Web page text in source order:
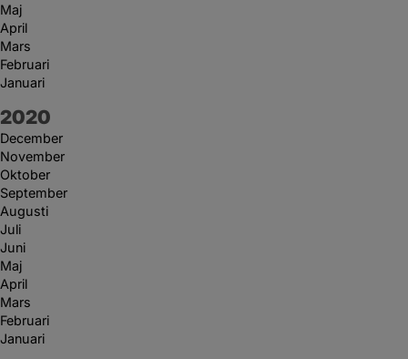
Maj
April
Mars
Februari
Januari
År:
2020
December
November
Oktober
September
Augusti
Juli
Juni
Maj
April
Mars
Februari
Januari